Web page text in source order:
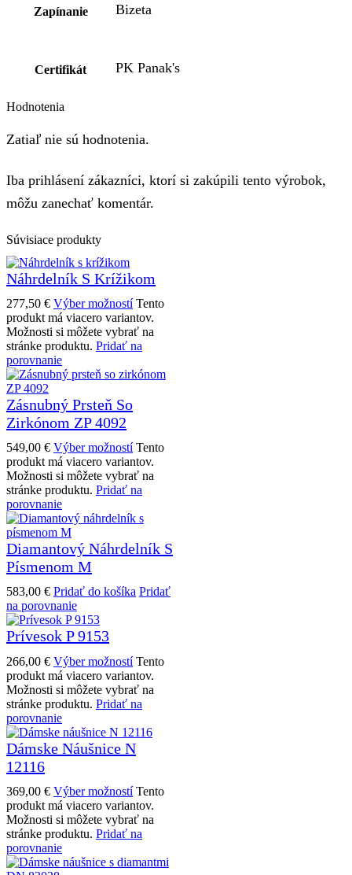
Zapínanie Bizeta
Certifikát PK Panak's
Hodnotenia
Zatiaľ nie sú hodnotenia.
Iba prihlásení zákazníci, ktorí si zakúpili tento výrobok,
môžu zanechať komentár.
Súvisiace produkty
Náhrdelník S Krížikom
277,50 € Výber možností Tento
produkt má viacero variantov.
Možnosti si môžete vybrať na
stránke produktu. Pridať na
porovnanie
Zásnubný Prsteň So
Zirkónom ZP 4092
549,00 € Výber možností Tento
produkt má viacero variantov.
Možnosti si môžete vybrať na
stránke produktu. Pridať na
porovnanie
Diamantový Náhrdelník S
Písmenom M
583,00 € Pridať do košíka Pridať
na porovnanie
Prívesok P 9153
266,00 € Výber možností Tento
produkt má viacero variantov.
Možnosti si môžete vybrať na
stránke produktu. Pridať na
porovnanie
Dámske Náušnice N
12116
369,00 € Výber možností Tento
produkt má viacero variantov.
Možnosti si môžete vybrať na
stránke produktu. Pridať na
porovnanie